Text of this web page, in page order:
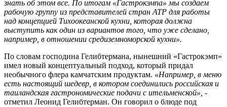
знать об этом все. По итогам «Гастрокэмпа» мы создаем
рабочую группу из представителей стран АТР для работы
над концепцией Тихоокеанской кухни, которая должна
выступить как один из вариантов того, что уже сделано,
например, в отношении средиземноморской кухни».
По словам господина Гелибтермана, нынешний «Гастрокэмп»
имел новый концептуальный подход, который придал
необычного флера камчатским продуктам. «Например, в меню
есть настоящий шедевр, в котором соединились российская и
таиландская гастрономические подачи с ительменской», -
отметил Леонид Гелибтерман. Он говорил о блюде под